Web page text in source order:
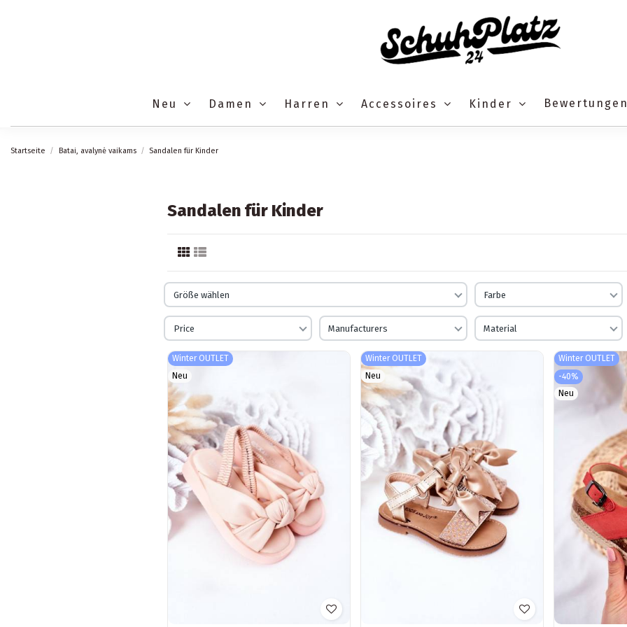
Neu Damen Harren Accessoires Kinder
Startseite Batai, avalynė vaikams Sandalen für Kinder
Sandalen für Kinder
Größe wählen Farbe
Price Manufacturers Material
Winter OUTLET
Neu
Winter OUTLET
Neu
Winter OUTLET
-40%
Neu